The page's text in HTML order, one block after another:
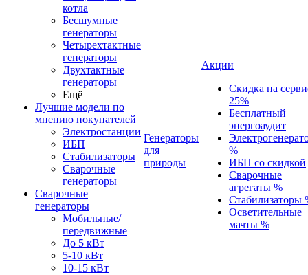
котла
Бесшумные
генераторы
Четырехтактные
генераторы
Двухтактные
генераторы
Ещё
Лучшие модели по
мнению покупателей
Электростанции
ИБП
Стабилизаторы
Сварочные
генераторы
Сварочные
генераторы
Мобильные/
передвижные
До 5 кВт
5-10 кВт
10-15 кВт
Генераторы
для
природы
Акции
Скидка на
25%
Бесплатный
энергоаудит
%
ИБП со скидкой
Сварочные
агрегаты %
Стабилизаторы
Осветительные
мачты %